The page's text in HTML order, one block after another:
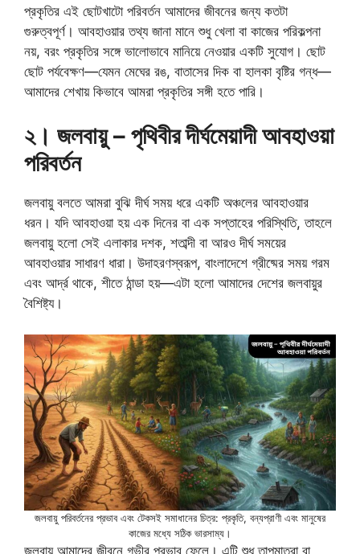
প্রকৃতির এই ছোটখাটো পরিবর্তন আমাদের জীবনের জন্য কতটা
গুরুত্বপূর্ণ। আবহাওয়ার তথ্য জানা মানে শুধু খেলা বা কাজের পরিকল্পনা
নয়, বরং প্রকৃতির সঙ্গে ভালোভাবে মানিয়ে নেওয়ার একটি সুযোগ। ছোট
ছোট পর্যবেক্ষণ—যেমন মেঘের রঙ, বাতাসের দিক বা হালকা বৃষ্টির গন্ধ—
আমাদের শেখায় কিভাবে আমরা প্রকৃতির সঙ্গী হতে পারি।
২। জলবায়ু – পৃথিবীর দীর্ঘমেয়াদী আবহাওয়া
পরিবর্তন
জলবায়ু বলতে আমরা বুঝি দীর্ঘ সময় ধরে একটি অঞ্চলের আবহাওয়ার
ধরন। যদি আবহাওয়া হয় এক দিনের বা এক সপ্তাহের পরিস্থিতি, তাহলে
জলবায়ু হলো সেই এলাকার দশক, শতাব্দী বা আরও দীর্ঘ সময়ের
আবহাওয়ার সাধারণ ধারা। উদাহরণস্বরূপ, বাংলাদেশে গ্রীষ্মের সময় গরম
এবং আর্দ্র থাকে, শীতে ঠান্ডা হয়—এটা হলো আমাদের দেশের জলবায়ুর
বৈশিষ্ট্য।
জলবায়ু পরিবর্তনের প্রভাব এবং টেকসই সমাধানের চিত্র: প্রকৃতি, বন্যপ্রাণী এবং মানুষের
কাজের মধ্যে সঠিক ভারসাম্য।
জলবায়ু আমাদের জীবনে গভীর প্রভাব ফেলে। এটি শুধু তাপমাত্রা বা